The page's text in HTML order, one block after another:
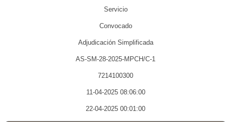
Servicio
Convocado
Adjudicación Simplificada
AS-SM-28-2025-MPCH/C-1
7214100300
11-04-2025 08:06:00
22-04-2025 00:01:00